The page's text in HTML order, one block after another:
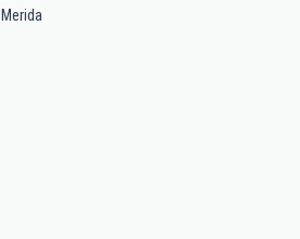
Merida